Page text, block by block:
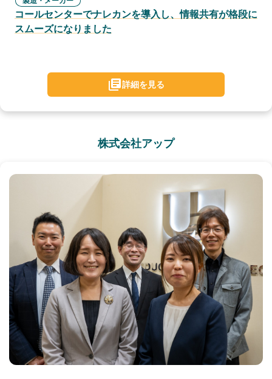
コールセンターでナレカンを導入し、情報共有が格段に
スムーズになりました
詳細を見る
株式会社アップ